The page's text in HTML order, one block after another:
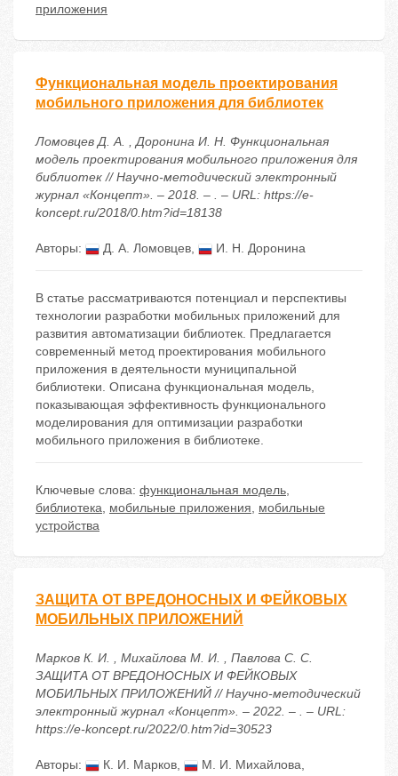
приложения
Функциональная модель проектирования
мобильного приложения для библиотек
Ломовцев Д. А. , Доронина И. Н. Функциональная
модель проектирования мобильного приложения для
библиотек // Научно-методический электронный
журнал «Концепт». – 2018. – . – URL: https://e-
koncept.ru/2018/0.htm?id=18138
Авторы: Д. А. Ломовцев, И. Н. Доронина
В статье рассматриваются потенциал и перспективы
технологии разработки мобильных приложений для
развития автоматизации библиотек. Предлагается
современный метод проектирования мобильного
приложения в деятельности муниципальной
библиотеки. Описана функциональная модель,
показывающая эффективность функционального
моделирования для оптимизации разработки
мобильного приложения в библиотеке.
Ключевые слова: функциональная модель,
библиотека, мобильные приложения, мобильные
устройства
ЗАЩИТА ОТ ВРЕДОНОСНЫХ И ФЕЙКОВЫХ
МОБИЛЬНЫХ ПРИЛОЖЕНИЙ
Марков К. И. , Михайлова М. И. , Павлова С. С.
ЗАЩИТА ОТ ВРЕДОНОСНЫХ И ФЕЙКОВЫХ
МОБИЛЬНЫХ ПРИЛОЖЕНИЙ // Научно-методический
электронный журнал «Концепт». – 2022. – . – URL:
https://e-koncept.ru/2022/0.htm?id=30523
Авторы: К. И. Марков, М. И. Михайлова,